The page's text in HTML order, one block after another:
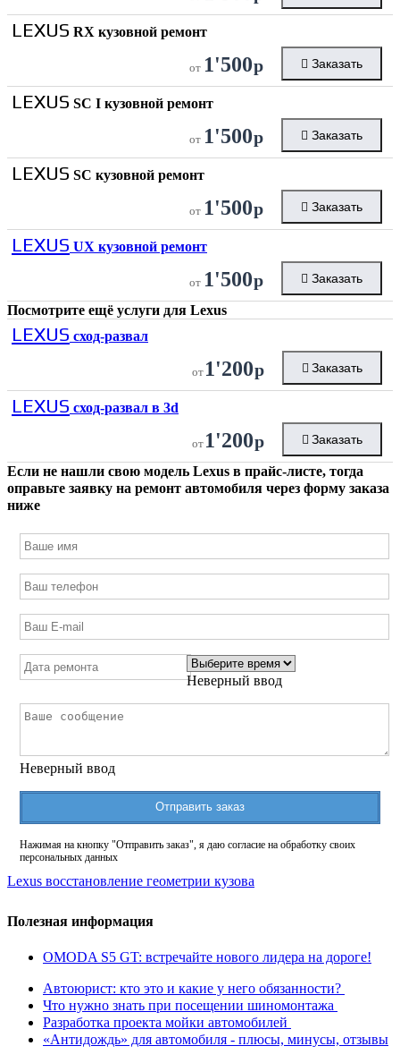
LEXUS RX кузовной ремонт
от 1'500р Заказать
LEXUS SC I кузовной ремонт
от 1'500р Заказать
LEXUS SC кузовной ремонт
от 1'500р Заказать
LEXUS UX кузовной ремонт
от 1'500р Заказать
Посмотрите ещё услуги для Lexus
LEXUS сход-развал
от 1'200р Заказать
LEXUS сход-развал в 3d
от 1'200р Заказать
Если не нашли свою модель Lexus в прайс-листе, тогда
оправьте заявку на ремонт автомобиля через форму заказа
ниже
Неверный ввод
Неверный ввод
Отправить заказ
Нажимая на кнопку "Отправить заказ", я даю согласие на обработку своих
персональных данных
Lexus восстановление геометрии кузова
Полезная информация
OMODA S5 GT: встречайте нового лидера на дороге!
Автоюрист: кто это и какие у него обязанности?
Что нужно знать при посещении шиномонтажа
Разработка проекта мойки автомобилей
«Антидождь» для автомобиля - плюсы, минусы, отзывы